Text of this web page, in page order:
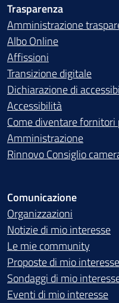
Trasparenza
Amministrazione
Albo Online
Affissioni
Transizione digitale
Dichiarazione di
Accessibilità
Come diventare fornitori
Amministrazione
Rinnovo Consiglio
Comunicazione
Organizzazioni
Notizie di mio interesse
Le mie community
Proposte di mio interesse
Sondaggi di mio
Eventi di mio interesse